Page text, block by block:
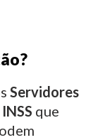
Servidores
que